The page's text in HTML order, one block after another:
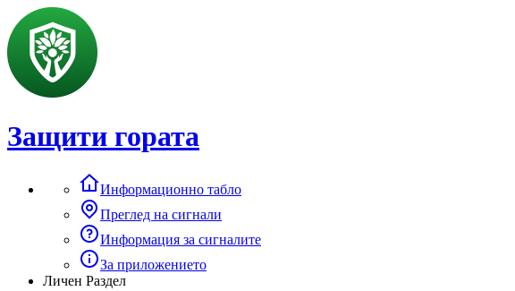
Защити гората
Информационно табло
Преглед на сигнали
Информация за сигналите
За приложението
Личен Раздел